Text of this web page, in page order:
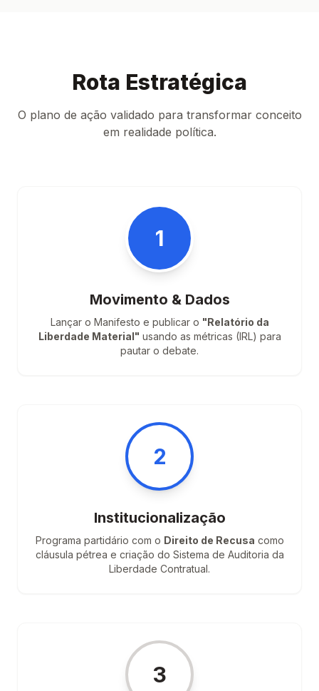
Rota Estratégica
O plano de ação validado para transformar conceito
em realidade política.
1
Movimento & Dados
Lançar o Manifesto e publicar o "Relatório da
Liberdade Material" usando as métricas (IRL) para
pautar o debate.
2
Institucionalização
Programa partidário com o Direito de Recusa como
cláusula pétrea e criação do Sistema de Auditoria da
Liberdade Contratual.
3